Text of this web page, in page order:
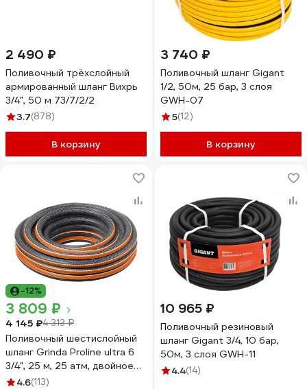
2 490 ₽
Поливочный трёхслойный
армированный шланг Вихрь
3/4", 50 м 73/7/2/2
3.7(878)
В корзину
3 740 ₽
Поливочный шланг Gigant
1/2, 50м, 25 бар, 3 слоя
GWH-07
5(12)
В корзину
-12%
3 809 ₽
4 145 ₽4 313 ₽
Поливочный шестислойный
шланг Grinda Proline ultra 6
3/4", 25 м, 25 атм, двойное
армирование 429009-3/4-
4.6(113)
10 965 ₽
Поливочный резиновый
шланг Gigant 3/4, 10 бар,
50м, 3 слоя GWH-11
4.4(14)